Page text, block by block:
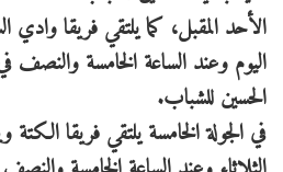
الأحد المقبل، كما يلتقي فريقا وادي
اليوم وعند الساعة الخامسة والنصف
الحسين للشباب.
في الجولة الخامسة يلتقي فريقا الكتة